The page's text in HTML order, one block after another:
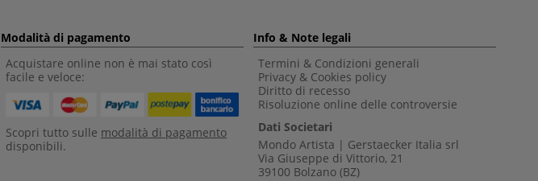
Modalità di pagamento
Acquistare online non è mai stato così
facile e veloce:
Scopri tutto sulle modalità di pagamento
disponibili.
Info & Note legali
Termini & Condizioni generali
Privacy & Cookies policy
Diritto di recesso
Risoluzione online delle controversie
Dati Societari
Mondo Artista | Gerstaecker Italia srl
Via Giuseppe di Vittorio, 21
39100 Bolzano (BZ)